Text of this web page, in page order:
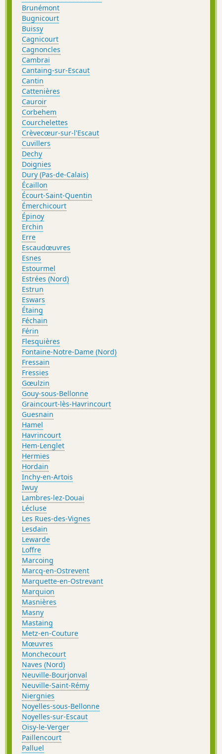
Brunémont
Bugnicourt
Buissy
Cagnicourt
Cagnoncles
Cambrai
Cantaing-sur-Escaut
Cantin
Cattenières
Cauroir
Corbehem
Courchelettes
Crèvecœur-sur-l'Escaut
Cuvillers
Dechy
Doignies
Dury (Pas-de-Calais)
Écaillon
Écourt-Saint-Quentin
Émerchicourt
Épinoy
Erchin
Erre
Escaudœuvres
Esnes
Estourmel
Estrées (Nord)
Estrun
Eswars
Étaing
Féchain
Férin
Flesquières
Fontaine-Notre-Dame (Nord)
Fressain
Fressies
Gœulzin
Gouy-sous-Bellonne
Graincourt-lès-Havrincourt
Guesnain
Hamel
Havrincourt
Hem-Lenglet
Hermies
Hordain
Inchy-en-Artois
Iwuy
Lambres-lez-Douai
Lécluse
Les Rues-des-Vignes
Lesdain
Lewarde
Loffre
Marcoing
Marcq-en-Ostrevent
Marquette-en-Ostrevant
Marquion
Masnières
Masny
Mastaing
Metz-en-Couture
Mœuvres
Monchecourt
Naves (Nord)
Neuville-Bourjonval
Neuville-Saint-Rémy
Niergnies
Noyelles-sous-Bellonne
Noyelles-sur-Escaut
Oisy-le-Verger
Paillencourt
Palluel